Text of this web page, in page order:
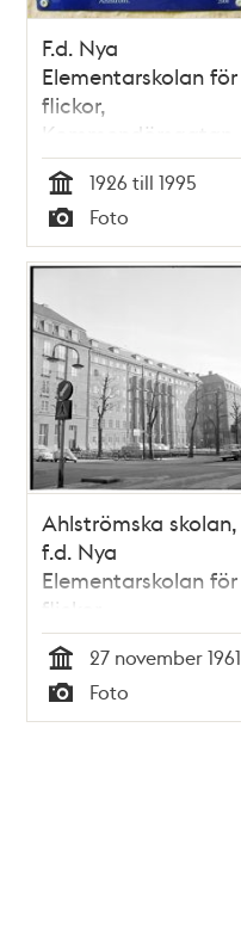
F.d. Nya
Elementarskolan för
flickor,
Kommendörsgatan
31 (Brandvakten 7)
Tid
1926 till 1995
Typ
Foto
Ahlströmska skolan,
f.d. Nya
Elementarskolan för
flickor,
Kommendörsgatan
31 A, B
Tid
27 november 1961
Typ
Foto